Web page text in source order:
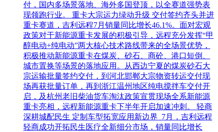
付，国内多场景落地、海外多国登顶，以全赛道强势表
现领跑行业。 重卡大宗运力绿动升级 交付签约齐头并进
重卡赛道，吉利远程7月销量同比增长46.1%。面对宏观
政策对于新能源重卡发展的积极引导，远程充分发挥“甲
醇电动+纯电动”两大核心技术路线带来的全场景优势，
积极推动新能源重卡在煤炭、砂石、商砼、港口短倒、
城市置换等场景的落地应用。从西边宁夏的煤炭砂石大
宗运输批量签约交付，到河北邯郸大宗物资转运交付现
场再获批量订单，再到浙江温州地区纯电搅拌车交付开
启，及杭州老旧柴油货车淘汰政策宣贯现场全系新能源
重卡亮相，远程新能源重卡下半年开启加速冲刺。 轻商
深耕城配民生 定制车型拓宽应用新边界 7月，吉利远程
轻商成功开拓民生医疗全新细分市场，销量同比增长